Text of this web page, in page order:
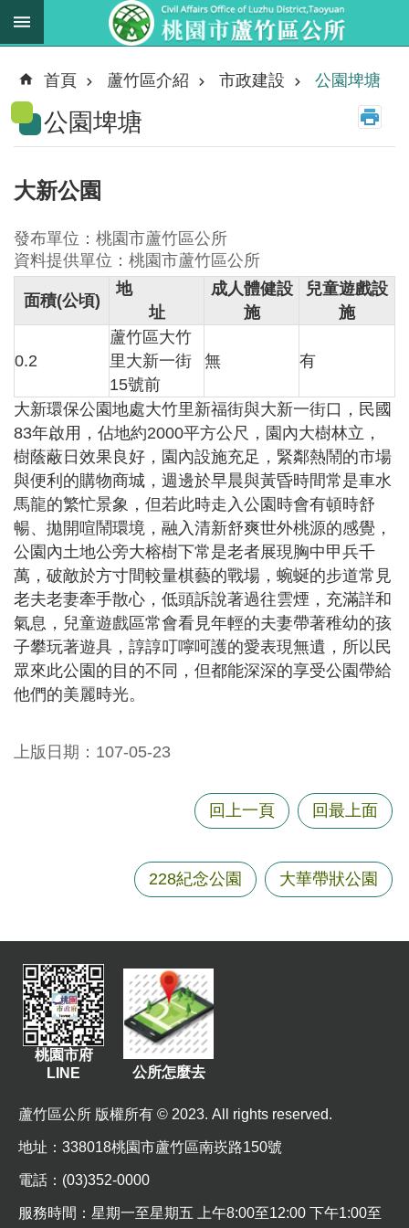
跳到主要內容區塊
新
消
息
務
職
法
規
資
料
階
搜
尋
蘆
竹
區
介
紹
訊
息
公
生
通
訊
錄
相
關
首
頁
網
首頁 蘆竹區介紹 市政建設 公園埤塘
公園埤塘
大新公園
發布單位：桃園市蘆竹區公所
資料提供單位：桃園市蘆竹區公所
面積(公頃)
地
址
成人體健設
施
兒童遊戲設
施
0.2
蘆竹區大竹
里大新一街
15號前
無 有
大新環保公園地處大竹里新福街與大新一街口，民國
83年啟用，佔地約2000平方公尺，園內大樹林立，
樹蔭蔽日效果良好，園內設施充足，緊鄰熱鬧的市場
與便利的購物商城，週邊於早晨與黃昏時間常是車水
馬龍的繁忙景象，但若此時走入公園時會有頓時舒
暢、拋開喧鬧環境，融入清新舒爽世外桃源的感覺，
公園內土地公旁大榕樹下常是老者展現胸中甲兵千
萬，破敵於方寸間較量棋藝的戰場，蜿蜒的步道常見
老夫老妻牽手散心，低頭訴說著過往雲煙，充滿詳和
氣息，兒童遊戲區常會看見年輕的夫妻帶著稚幼的孩
子攀玩著遊具，諄諄叮嚀呵護的愛表現無遺，所以民
眾來此公園的目的不同，但都能深深的享受公園帶給
他們的美麗時光。
上版日期：107-05-23
回上一頁 回最上面
228紀念公園 大華帶狀公園
桃園市府
LINE
公所怎麼去
蘆竹區公所 版權所有 © 2023. All rights reserved.
地址 ：338018桃園市蘆竹區南崁路150號
電話：(03)352-0000
服務時間：星期一至星期五 上午8:00至12:00 下午1:00至